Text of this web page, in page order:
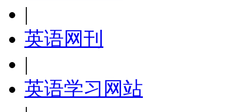
|
英语网刊
|
英语学习网站